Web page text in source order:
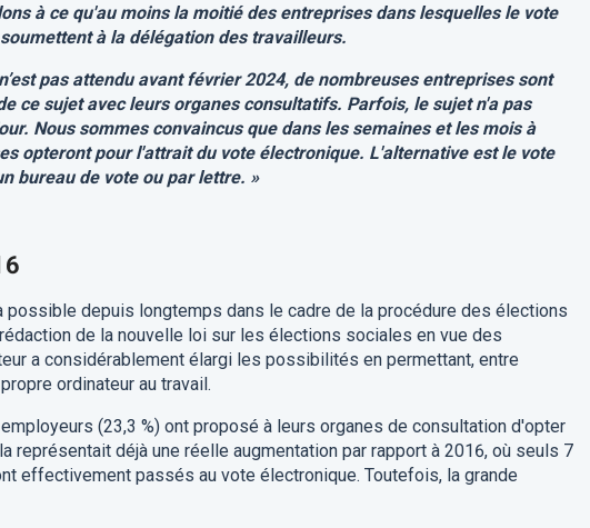
à ce qu'au moins la moitié des entreprises dans lesquelles le vote
à la délégation des travailleurs.
pas attendu avant février 2024, de nombreuses entreprises sont
ce sujet avec leurs organes consultatifs. Parfois, le sujet n'a pas
Nous sommes convaincus que dans les semaines et les mois à
opteront pour l'attrait du vote électronique. L'alternative est le vote
bureau de vote ou par lettre. »
possible depuis longtemps dans le cadre de la procédure des élections
de la nouvelle loi sur les élections sociales en vue des
a considérablement élargi les possibilités en permettant, entre
ordinateur au travail.
(23,3 %) ont proposé à leurs organes de consultation d'opter
représentait déjà une réelle augmentation par rapport à 2016, où seuls 7
effectivement passés au vote électronique. Toutefois, la grande